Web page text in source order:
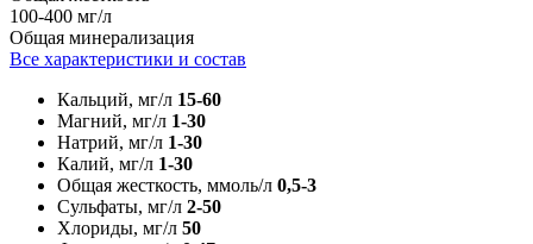
100-400 мг/л
Общая минерализация
Все характеристики и состав
Кальций, мг/л 15-60
Магний, мг/л 1-30
Натрий, мг/л 1-30
Калий, мг/л 1-30
Общая жесткость, ммоль/л 0,5-3
Сульфаты, мг/л 2-50
Хлориды, мг/л 50